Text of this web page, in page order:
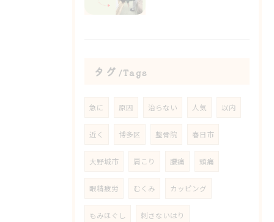
タグ Tags
急に 原因 治らない 人気 以内
近く 博多区 整骨院 春日市
大野城市 肩こり 腰痛 頭痛
眼精疲労 むくみ カッピング
もみほぐし 刺さないはり